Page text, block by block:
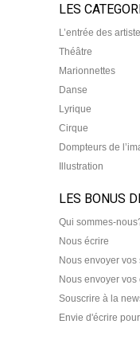
LES
L’entrée des
Théâtre
Marionnettes
Danse
Lyrique
Cirque
Dompteurs de
Illustration
LES BONUS
Qui sommes-
Nous écrire
Nous envoyer
Nous envoyer
Souscrire à la
Envie d'écrire